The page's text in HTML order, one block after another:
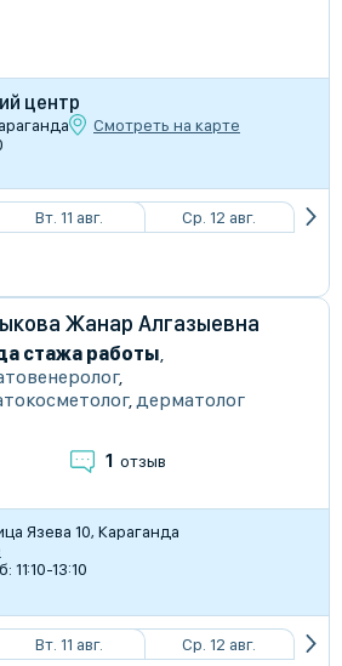
центр
Смотреть на карте
Вт. 11 авг. Ср. 12 авг.
Жанар Алгазыевна
стажа работы,
,
,дерматолог
1 отзыв
Язева 10, Караганда
11:10-13:10
Вт. 11 авг. Ср. 12 авг.